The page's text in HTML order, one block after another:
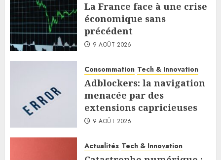
La France face à une crise
économique sans
précédent
9 AOÛT 2026
Consommation Tech & Innovation
Adblockers: la navigation
menacée par des
extensions capricieuses
9 AOÛT 2026
Actualités Tech & Innovation